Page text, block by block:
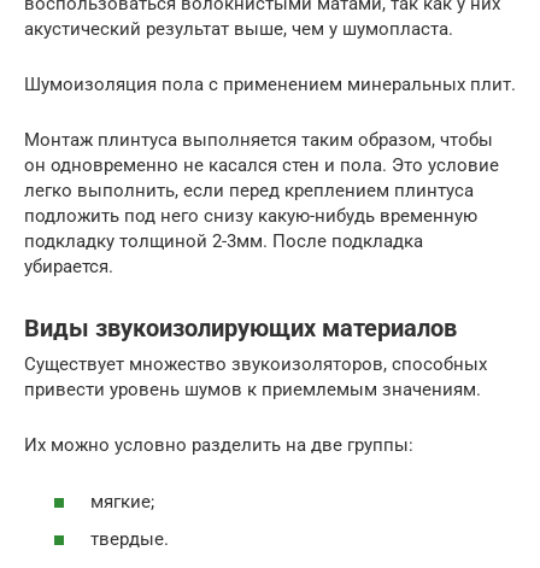
акустический результат выше, чем у шумопласта.
Шумоизоляция пола с применением минеральных плит.
Монтаж плинтуса выполняется таким образом, чтобы
он одновременно не касался стен и пола. Это условие
легко выполнить, если перед креплением плинтуса
подложить под него снизу какую-нибудь временную
подкладку толщиной 2-3мм. После подкладка
убирается.
Виды звукоизолирующих материалов
Существует множество звукоизоляторов, способных
привести уровень шумов к приемлемым значениям.
Их можно условно разделить на две группы:
мягкие;
твердые.